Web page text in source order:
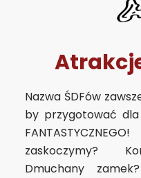
Nazwa ŚDFów
by przygotować
zaskoczymy?
Dmuchany